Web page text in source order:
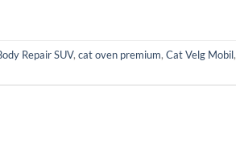
Repair SUV, cat oven premium, Cat Velg Mobil,